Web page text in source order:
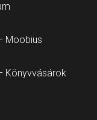
Moobius
Könyvvásárok